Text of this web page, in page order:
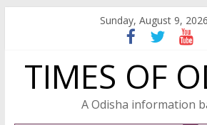
Sunday, August 9, 2026
TIMES OF
A Odisha information